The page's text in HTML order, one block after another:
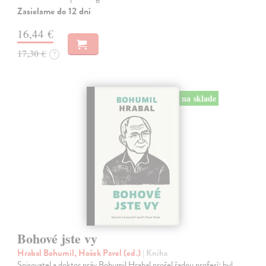
Zasielame do 12 dní
16,44 €
17,30 € ?
na sklade
Bohové jste vy
Hrabal Bohumil, Hošek Pavel (ed.)| Kniha